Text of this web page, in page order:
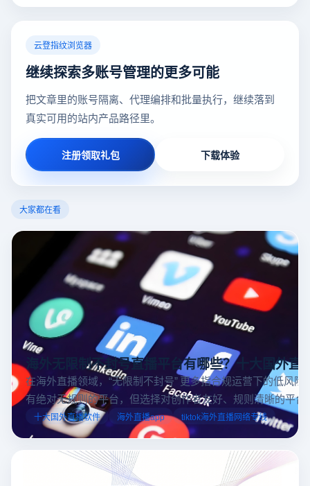
云登指纹浏览器
继续探索多账号管理的更多可能
把文章里的账号隔离、代理编排和批量执行，继续落到
真实可用的站内产品路径里。
注册领取礼包 下载体验
大家都在看
海外无限制不封号直播平台有哪些？十大国外直
在海外直播领域，“无限制不封号” 更多指合规运营下的低风
有绝对无规则的平台，但选择对创作者友好、规则清晰的平台
业工具规避风险，能显著降低封号概率。以下推荐十大国外
台，并结合云登多开浏览器的功能，详解如何安全高效运营。
十大国外直播软件 海外直播app tiktok海外直播网络专线